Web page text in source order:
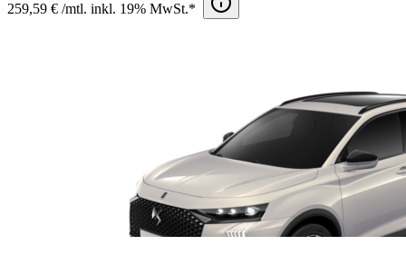
259,59 € /mtl. inkl. 19% MwSt.*